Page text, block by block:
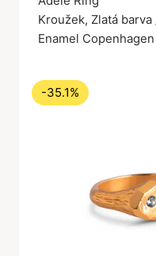
Kroužek, Zlatá barva
Enamel Copenhagen
-35.1%